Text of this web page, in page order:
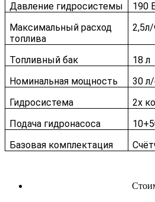
Давление гидросистемы
190
Максимальный расход
топлива
Топливный бак
18 л
Номинальная мощность
30
Гидросистема
2х
Подача гидронасоса
Базовая комплектация